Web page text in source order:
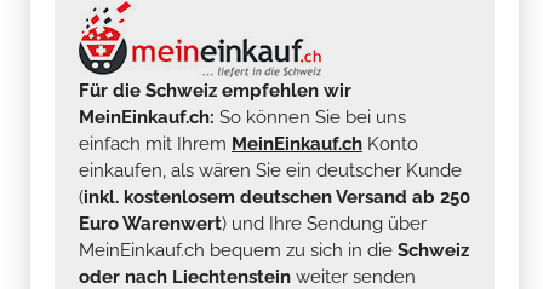
Für die Schweiz empfehlen wir
MeinEinkauf.ch: So können Sie bei uns
einfach mit Ihrem MeinEinkauf.ch Konto
einkaufen, als wären Sie ein deutscher Kunde
(inkl. kostenlosem deutschen Versand ab 250
Euro Warenwert) und Ihre Sendung über
MeinEinkauf.ch bequem zu sich in die Schweiz
oder nach Liechtenstein weiter senden